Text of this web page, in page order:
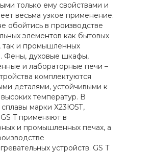
только ему свойствами и
весьма узкое применение.
обойтись в производстве
элементов как бытовых
так и промышленных
Фены, духовые шкафы,
и лабораторные печи –
комплектуются
деталями, устойчивыми к
температур. В
сплавы марки Х23Ю5Т,
T применяют в
и промышленных печах, а
устройств. GS T